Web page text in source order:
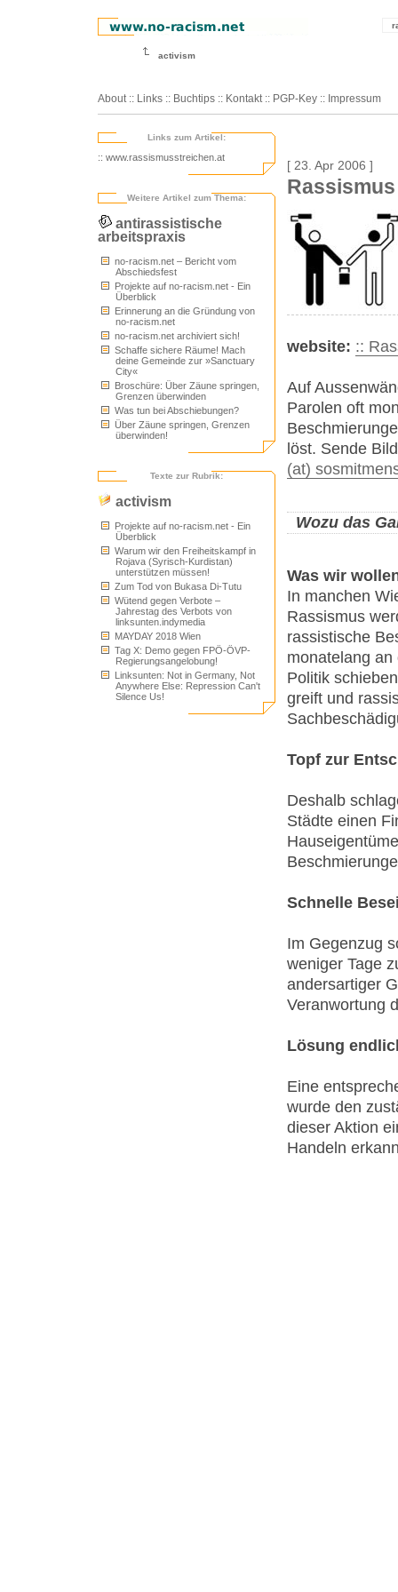
activism
About :: Links :: Buchtips :: Kontakt :: PGP-Key :: Impressum
Links zum Artikel:
:: www.rassismusstreichen.at
Weitere Artikel zum Thema:
antirassistische
arbeitspraxis
no-racism.net – Bericht vom
Abschiedsfest
Projekte auf no-racism.net - Ein
Überblick
Erinnerung an die Gründung von
no-racism.net
no-racism.net archiviert sich!
Schaffe sichere Räume! Mach
deine Gemeinde zur »Sanctuary
City«
Broschüre: Über Zäune springen,
Grenzen überwinden
Was tun bei Abschiebungen?
Über Zäune springen, Grenzen
überwinden!
Texte zur Rubrik:
activism
Projekte auf no-racism.net - Ein
Überblick
Warum wir den Freiheitskampf in
Rojava (Syrisch-Kurdistan)
unterstützen müssen!
Zum Tod von Bukasa Di-Tutu
Wütend gegen Verbote –
Jahrestag des Verbots von
linksunten.indymedia
MAYDAY 2018 Wien
Tag X: Demo gegen FPÖ-ÖVP-
Regierungsangelobung!
Linksunten: Not in Germany, Not
Anywhere Else: Repression Can't
Silence Us!
[ 23. Apr 2006 ]
website: ::
Auf
Parolen oft
löst. Sende
(at)
Wozu das
Was wir
In manchen
Rassismus
rassistische
monatelang
Politik
greift und
Topf zur
Deshalb
Städte einen
Schnelle
Im Gegenzug
weniger Tage
andersartiger
Veranwortung
Lösung
Eine
wurde den
dieser Aktion
Handeln